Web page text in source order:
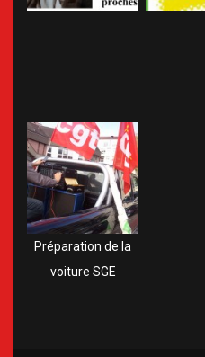
Préparation de la
voiture SGE